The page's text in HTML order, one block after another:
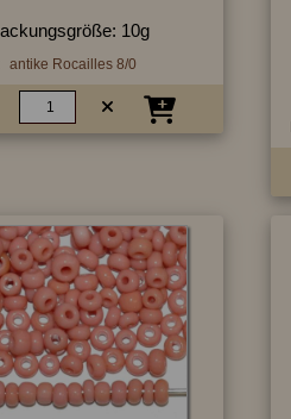
10g
antike Rocailles 8/0